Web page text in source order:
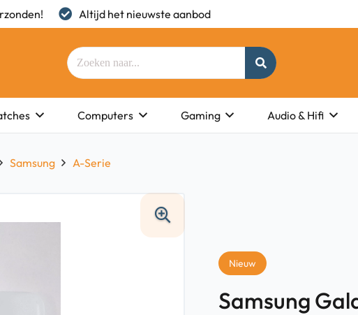
Altijd het nieuwste aanbod
Computers Gaming Audio & Hifi
Samsung A-Serie
Nieuw
Samsung